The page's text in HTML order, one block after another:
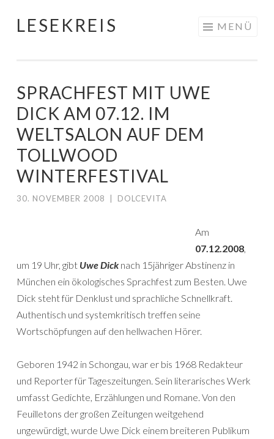
Springe
LESEKREIS MENÜ
SPRACHFEST MIT UWE
DICK AM 07.12. IM
WELTSALON AUF DEM
TOLLWOOD
WINTERFESTIVAL
30. NOVEMBER 2008 DOLCEVITA
Am
07.12.2008,
um 19 Uhr, gibt Uwe Dick nach 15jähriger Abstinenz in
München ein ökologisches Sprachfest zum Besten. Uwe
Dick steht für Denklust und sprachliche Schnellkraft.
Authentisch und systemkritisch treffen seine
Wortschöpfungen auf den hellwachen Hörer.
Geboren 1942 in Schongau, war er bis 1968 Redakteur
und Reporter für Tageszeitungen. Sein literarisches Werk
umfasst Gedichte, Erzählungen und Romane. Von den
Feuilletons der großen Zeitungen weitgehend
ungewürdigt, wurde Uwe Dick einem breiteren Publikum